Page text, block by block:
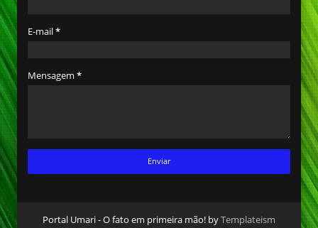
E-mail*
Mensagem *
Portal Umari - O fato em primeira mão! byTemplateism